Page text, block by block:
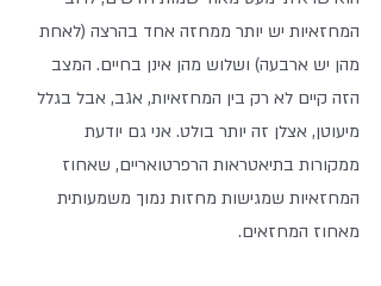
המחזאיות יש יותר ממחזה אחד בהרצה (לאחת
מהן יש ארבעה) ושלוש מהן אינן בחיים. המצב
הזה קיים לא רק בין המחזאיות, אגב, אבל בגלל
מיעוטן, אצלן זה יותר בולט. אני גם יודעת
ממקורות בתיאטראות הרפרטואריים, שאחוז
המחזאיות שמגישות מחזות נמוך משמעותית
מאחוז המחזאים.